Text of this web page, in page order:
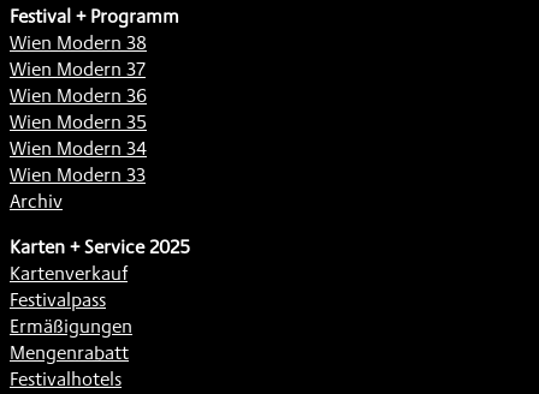
Festival + Programm
Wien Modern 38
Wien Modern 37
Wien Modern 36
Wien Modern 35
Wien Modern 34
Wien Modern 33
Archiv
Karten + Service 2025
Kartenverkauf
Festivalpass
Ermäßigungen
Mengenrabatt
Festivalhotels